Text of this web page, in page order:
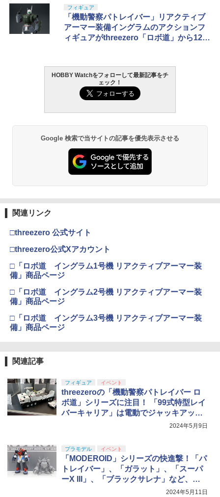
フィギュア
「機動警察パトレイバー」リアクティブ
アーマー装備イングラムのアクションフ
ィギュアがthreezero「ロボ道」から12月
HOBBY Watchをフォローして最新記事をチ
ェック！
Google 検索で当サイトの記事を優先表示させる
関連リンク
□threezero 公式サイト
□threezero公式Xアカウント
□「ロボ道 イングラム1号機 リアクティブアーマー装
備」商品ページ
□「ロボ道 イングラム2号機 リアクティブアーマー装
備」商品ページ
□「ロボ道 イングラム3号機 リアクティブアーマー装
備」商品ページ
関連記事
フィギュア イベント
threezeroの「機動警察パトレイバー ロ
ボ道」シリーズに注目！ 「99式特型レイ
バーキャリア」は電動でジャッキアップ
2024年5月9日
プラモデル イベント
「MODEROID」シリーズの快進撃！「パ
トレイバー」、「ガラット」、「スーパ
ーX III」、「ブラックサレナ」など、最
新アイテムが多数出展【#静岡ホビーショ
2024年5月11日